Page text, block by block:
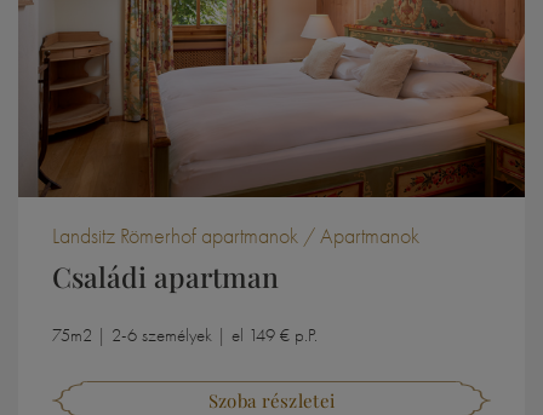
Landsitz Römerhof apartmanok / Apartmanok
Családi apartman
75m2 | 2-6 személyek | el 149 € p.P.
Szoba részletei